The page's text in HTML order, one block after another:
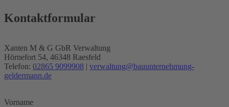
Kontaktformular
Xanten M & G GbR Verwaltung
Hörnefort 54, 46348 Raesfeld
Telefon: 02865 9099908 | verwaltung@bauunternehmung-
geldermann.de
Vorname